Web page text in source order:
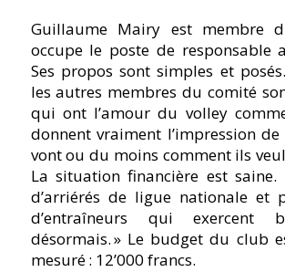
Guillaume Mairy est membre
occupe le poste de responsable
Ses propos sont simples et
les autres membres du comité
qui ont l’amour du volley
donnent vraiment l’impression
vont ou du moins comment ils
La situation financière est saine.
d’arriérés de ligue nationale et
d’entraîneurs qui exercent
désormais. » Le budget du club
mesuré : 12’000 francs.